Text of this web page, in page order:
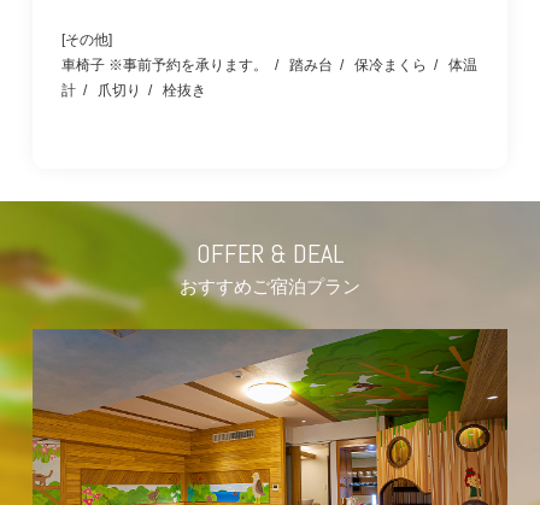
[その他]
車椅子 ※事前予約を承ります。
踏み台 保冷まくら
体温
計
爪切り 栓抜き
OFFER & DEAL
おすすめご宿泊プラン